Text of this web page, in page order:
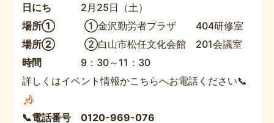
日にち 2月25日（土）
場所① ①金沢勤労者プラザ 404研修室
場所② ②白山市松任文化会館 201会議室
時間 9：30～11：30
詳しくはイベント情報かこちらへお電話ください📞
📞電話番号 0120-969-076